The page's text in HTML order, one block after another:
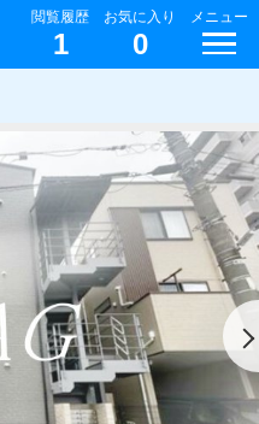
閲覧履歴
1
お気に入り
0
メニュー